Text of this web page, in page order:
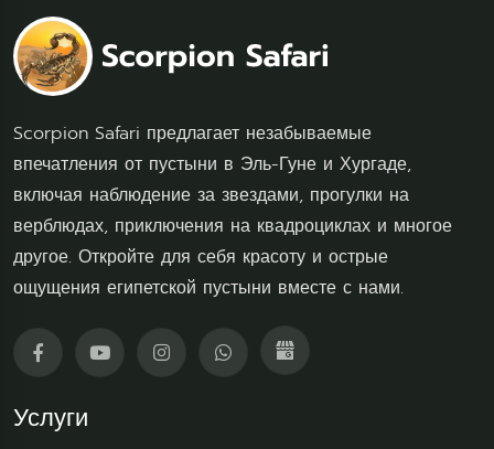
Scorpion Safari предлагает незабываемые
впечатления от пустыни в Эль-Гуне и Хургаде,
включая наблюдение за звездами, прогулки на
верблюдах, приключения на квадроциклах и многое
другое. Откройте для себя красоту и острые
ощущения египетской пустыни вместе с нами.
Услуги